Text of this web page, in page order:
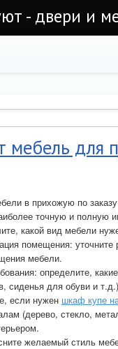
- двери и
мебель для
в прихожую по
точную и полную
какой вид мебели
помещения:
мебели.
определите,
сиденья для обуви и
если нужен шкаф купе
(дерево, стекло,
желаемый стиль